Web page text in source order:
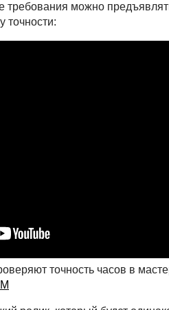
можно
точности:
точность часов в